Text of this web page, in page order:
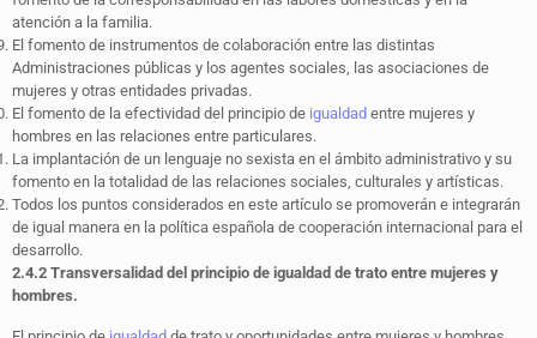
atención a la familia.
El fomento de instrumentos de colaboración entre las distintas
Administraciones públicas y los agentes sociales, las asociaciones de
mujeres y otras entidades privadas.
El fomento de la efectividad del principio de igualdad entre mujeres y
hombres en las relaciones entre particulares.
La implantación de un lenguaje no sexista en el ámbito administrativo y su
fomento en la totalidad de las relaciones sociales, culturales y artísticas.
Todos los puntos considerados en este artículo se promoverán e integrarán
de igual manera en la política española de cooperación internacional para el
desarrollo.
2.4.2 Transversalidad del principio de igualdad de trato entre mujeres y
hombres.